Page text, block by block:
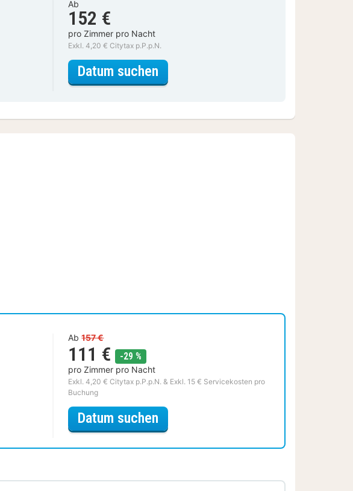
Ab
152 €
pro Zimmer pro Nacht
Exkl. 4,20 € Citytax p.P.p.N.
Datum suchen
Ab 157 €
111 € -29 %
pro Zimmer pro Nacht
Exkl. 4,20 € Citytax p.P.p.N. & Exkl. 15 € Servicekosten pro
Buchung
Datum suchen